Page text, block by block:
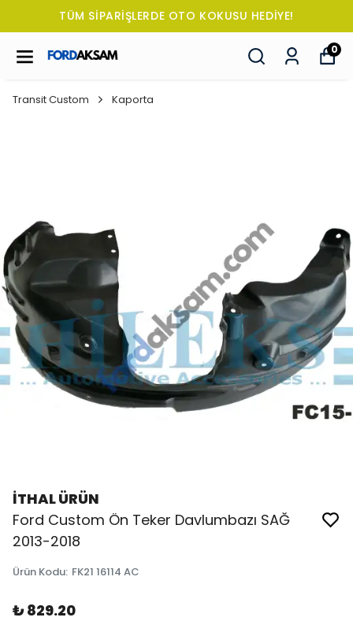
TÜM SİPARİŞLERDE OTO KOKUSU HEDİYE!
0
Transit Custom Kaporta
İTHAL ÜRÜN
Ford Custom Ön Teker Davlumbazı SAĞ
2013-2018
Ürün Kodu: FK21 16114 AC
₺ 829.20